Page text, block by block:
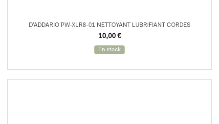
D’ADDARIO PW-XLR8-01 NETTOYANT LUBRIFIANT CORDES
10,00 €
En stock